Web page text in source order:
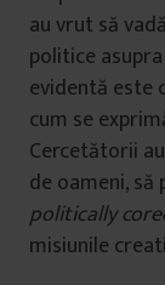
au vrut să
politice
evidentă este
cum se
Cercetătorii
de oameni,
politically
misiunile